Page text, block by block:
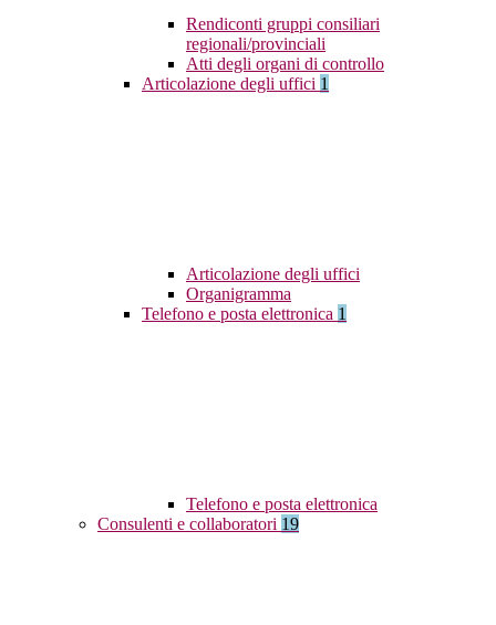
Rendiconti gruppi consiliari
regionali/provinciali
Atti degli organi di controllo
Articolazione degli uffici 1
Articolazione degli uffici
Organigramma
Telefono e posta elettronica 1
Telefono e posta elettronica
Consulenti e collaboratori 19